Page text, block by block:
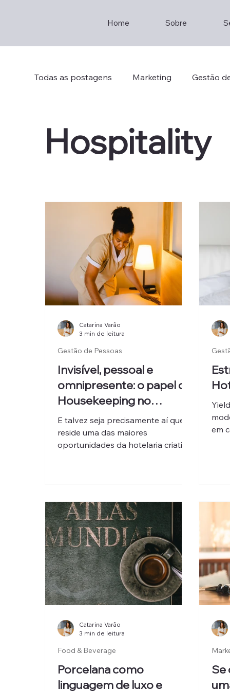
Home Sobre
Todas as postagens Marketing Gestão
Gestão de Empresas Consultoria
Crisis Management Strategic Thinking
Hospitality
Invisível, pessoal e
omnipresente: o papel do
Housekeeping no
branding de um hotel
E talvez seja precisamente aí que
reside uma das maiores
oportunidades da hotelaria criativa:
diariamente pelos hotéis e que
poderiam contribuir muito mais
para a satisfação dos hóspedes se
deixassem de ser vistos apenas
como executantes e passassem a
ser reconhecidos como anfitriões.
Gestão de Pessoas
Catarina Varão
3 min de leitura
em
Porcelana como
linguagem de luxo e
Food & Beverage
Catarina Varão
3 min de leitura
Se